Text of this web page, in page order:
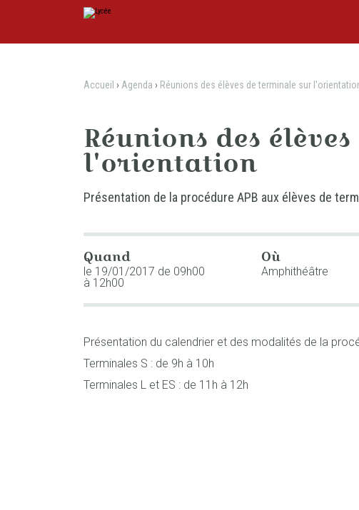
au
contenu.
à
personnels
Accueil › Agenda › Réunions des élèves de terminale sur
Réunions des
l'orientation
Présentation de la procédure APB aux élèves de
Quand
le 19/01/2017 de 09h00
à 12h00
Où
Amphithéâtre
Présentation du calendrier et des modalités de la
Terminales S : de 9h à 10h
Terminales L et ES : de 11h à 12h